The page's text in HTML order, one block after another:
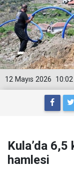
10:02
12 Mayıs 2026
Kula’da
hamlesi